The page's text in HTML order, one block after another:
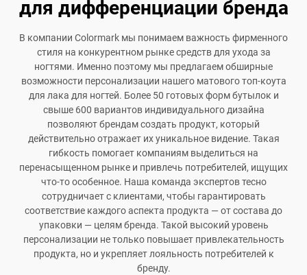
для дифференциации бренда
В компании Colormark мы понимаем важность фирменного
стиля на конкурентном рынке средств для ухода за
ногтями. Именно поэтому мы предлагаем обширные
возможности персонализации нашего матового топ-коута
для лака для ногтей. Более 50 готовых форм бутылок и
свыше 600 вариантов индивидуального дизайна
позволяют брендам создать продукт, который
действительно отражает их уникальное видение. Такая
гибкость помогает компаниям выделиться на
перенасыщенном рынке и привлечь потребителей, ищущих
что-то особенное. Наша команда экспертов тесно
сотрудничает с клиентами, чтобы гарантировать
соответствие каждого аспекта продукта — от состава до
упаковки — целям бренда. Такой высокий уровень
персонализации не только повышает привлекательность
продукта, но и укрепляет лояльность потребителей к
бренду.